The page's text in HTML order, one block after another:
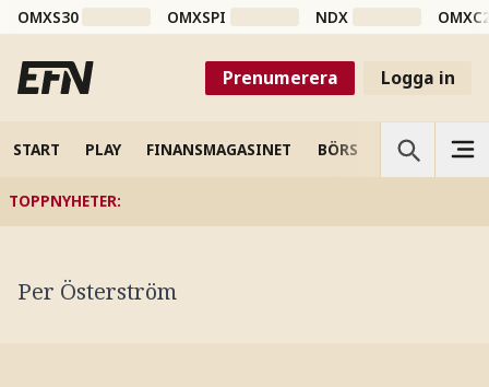
OMXS30 OMXSPI NDX
Prenumerera Logga in
START PLAY FINANSMAGASINET BÖRS VETENSKAP
TOPPNYHETER:
Per Österström